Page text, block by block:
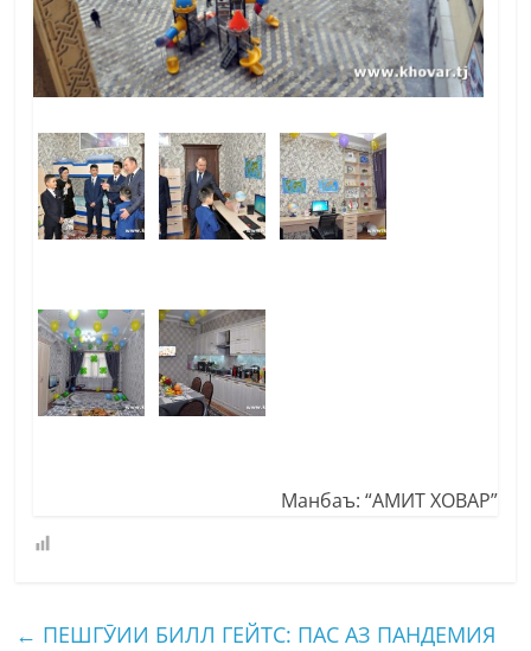
Манбаъ: “АМИТ ХОВАР”
← ПЕШГӮИИ БИЛЛ ГЕЙТС: ПАС АЗ ПАНДЕМИЯ